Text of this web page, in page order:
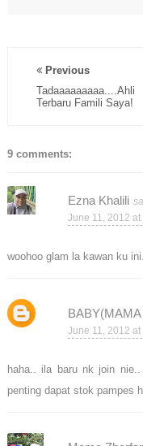
Previous
Tadaaaaaaaaa....Ahli
Terbaru Famili Saya!
9 comments:
Ezna Khalili
June 11, 2012 at
woohoo glam la kawan ku
June 11, 2012 at
haha.. ila baru nk join
penting dapat stok pampes